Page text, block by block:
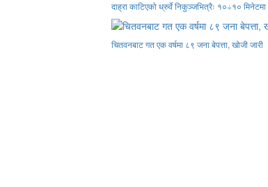
दाह्रा काटिएको ध्रुर्वे निकुञ्जभित्रैः १०÷१०
चितवनबाट गत एक वर्षमा ८९ जना बेपत्ता, खोजी जारी